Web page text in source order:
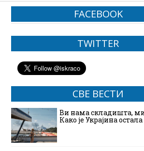
FACEBOOK
TWITTER
СВЕ ВЕСТИ
Ви нама складишта,
Како је Украјина